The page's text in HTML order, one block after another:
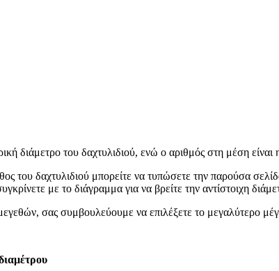
διάμετρο του δαχτυλιδιού, ενώ ο αριθμός στη μέση είναι
του δαχτυλιδιού μπορείτε να τυπώσετε την παρούσα
με το διάγραμμα για να βρείτε την αντίστοιχη
σας συμβουλεύουμε να επιλέξετε το μεγαλύτερο